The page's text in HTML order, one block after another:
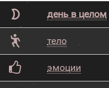
день в целом
тело
эмоции